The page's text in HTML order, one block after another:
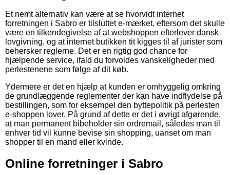
Et nemt alternativ kan være at se hvorvidt internet
forretningen i Sabro er tilsluttet e-mærket, eftersom det skulle
være en tilkendegivelse af at webshoppen efterlever dansk
lovgivning, og at internet butikken tit kigges til af jurister som
behersker reglerne. Det er en rigtig god chance for
hjælpende service, ifald du forvoldes vanskeligheder med
perlestenene som følge af dit køb.
Ydermere er det en hjælp at kunden er omhyggelig omkring
de grundlæggende reglementer der kan have indflydelse på
bestillingen, som for eksempel den byttepolitik på perlesten
e-shoppen lover. På grund af dette er det i øvrigt afgørende,
at man permanent bibeholder sin ordremail, således man til
enhver tid vil kunne bevise sin shopping, uanset om man
shopper til en mand eller kvinde.
Online forretninger i Sabro